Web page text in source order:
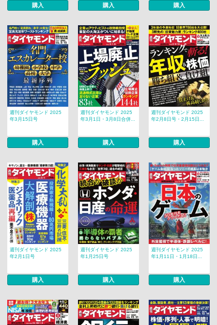
購入 購入 購入
週刊ダイヤモンド 2025
年3月15日号
購入
週刊ダイヤモンド 2025
年3月1日・3月8日合併...
購入
週刊ダイヤモンド 2025
年2月8日号・2月15日...
購入
週刊ダイヤモンド 2025
年2月1日号
購入
週刊ダイヤモンド 2025
年1月25日号
購入
週刊ダイヤモンド 2025
年1月11日・1月18日...
購入